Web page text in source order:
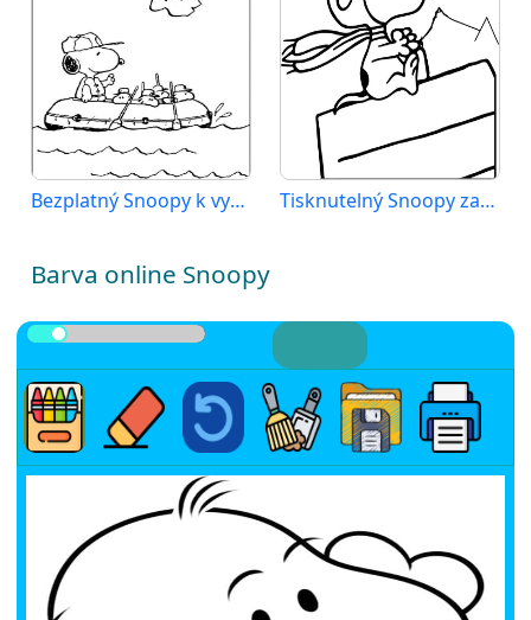
Bezplatný Snoopy k vytisknutí Tisknutelný Snoopy zadarmo
Barva online Snoopy